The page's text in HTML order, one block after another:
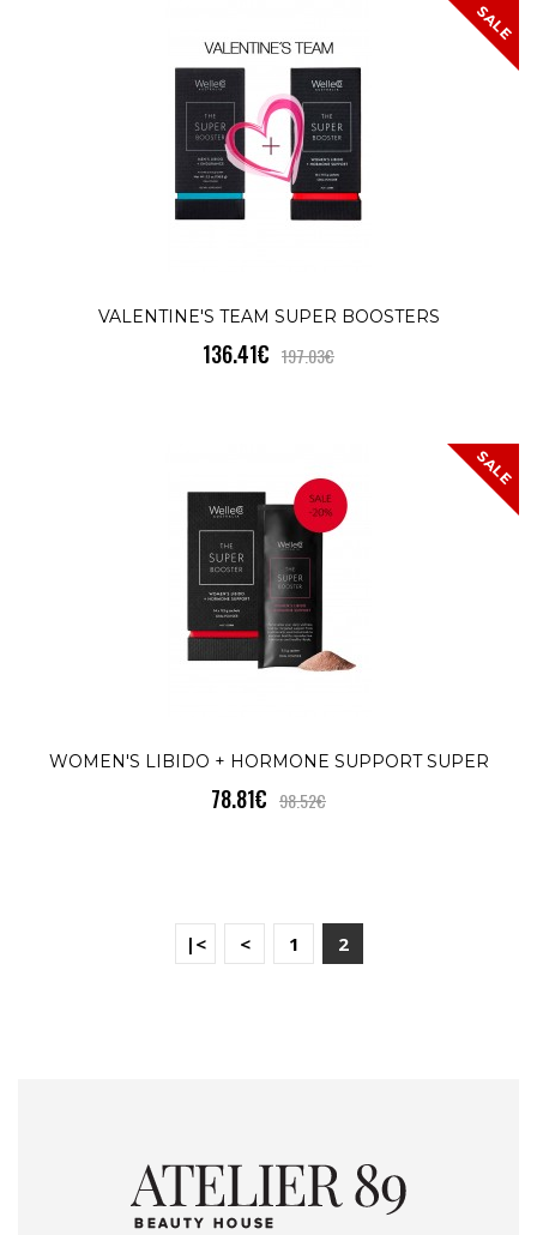
SALE
VALENTINE'S TEAM SUPER BOOSTERS
136.41€ 197.03€
SALE
WOMEN'S LIBIDO + HORMONE SUPPORT SUPER
BOOSTER
78.81€ 98.52€
|< < 1 2